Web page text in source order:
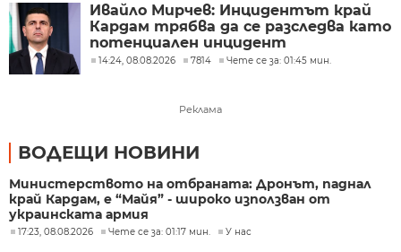
Ивайло Мирчев: Инцидентът край
Кардам трябва да се разследва като
потенциален инцидент
14:24, 08.08.2026 7814 Чете се за: 01:45 мин.
Реклама
ВОДЕЩИ НОВИНИ
Министерството на отбраната: Дронът, паднал
край Кардам, е “Майя” - широко използван от
украинската армия
17:23, 08.08.2026 Чете се за: 01:17 мин. У нас